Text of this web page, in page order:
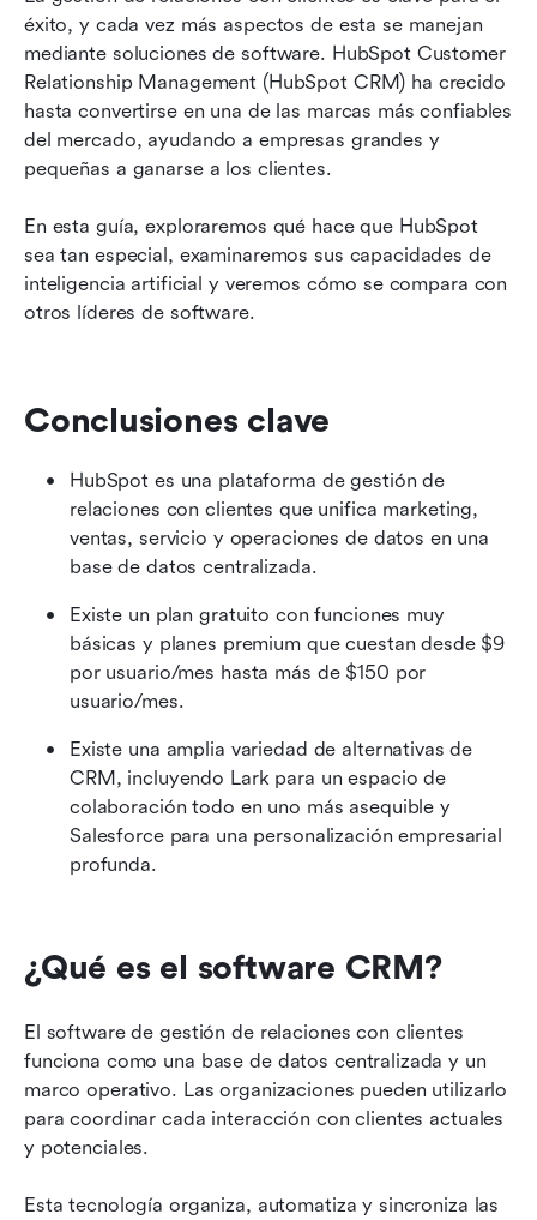
éxito, y cada vez más aspectos de esta se manejan
mediante soluciones de software. HubSpot Customer
Relationship Management (HubSpot CRM) ha crecido
hasta convertirse en una de las marcas más confiables
del mercado, ayudando a empresas grandes y
pequeñas a ganarse a los clientes.
En esta guía, exploraremos qué hace que HubSpot
sea tan especial, examinaremos sus capacidades de
inteligencia artificial y veremos cómo se compara con
otros líderes de software.
Conclusiones clave
HubSpot es una plataforma de gestión de
relaciones con clientes que unifica marketing,
ventas, servicio y operaciones de datos en una
base de datos centralizada.
Existe un plan gratuito con funciones muy
básicas y planes premium que cuestan desde $9
por usuario/mes hasta más de $150 por
usuario/mes.
Existe una amplia variedad de alternativas de
CRM, incluyendo Lark para un espacio de
colaboración todo en uno más asequible y
Salesforce para una personalización empresarial
profunda.
¿Qué es el software CRM?
El software de gestión de relaciones con clientes
funciona como una base de datos centralizada y un
marco operativo. Las organizaciones pueden utilizarlo
para coordinar cada interacción con clientes actuales
y potenciales.
Esta tecnología organiza, automatiza y sincroniza las
Casos de uso de HubSpot CRM en diversas
industrias
¿Cómo funciona el precio de HubSpot CRM?
¿Cómo se compara HubSpot CRM con la
Reflexiones finales
Preguntas frecuentes